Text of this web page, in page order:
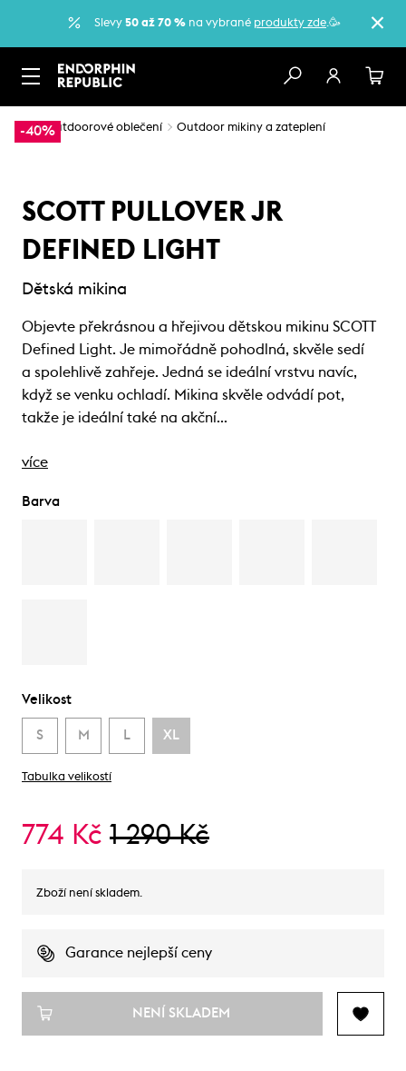
Slevy 50 až 70 % na vybrané produkty zde.🥳
-40%
… Outdoorové oblečení Outdoor mikiny a zateplení
SCOTT PULLOVER JR
DEFINED LIGHT
Dětská mikina
Objevte překrásnou a hřejivou dětskou mikinu SCOTT
Defined Light. Je mimořádně pohodlná, skvěle sedí
a spolehlivě zahřeje. Jedná se ideální vrstvu navíc,
když se venku ochladí. Mikina skvěle odvádí pot,
takže je ideální také na akční…
více
Barva
Velikost
S M L XL
Tabulka velikostí
774 Kč 1 290 Kč
Zboží není skladem.
Garance nejlepší ceny
NENÍ SKLADEM